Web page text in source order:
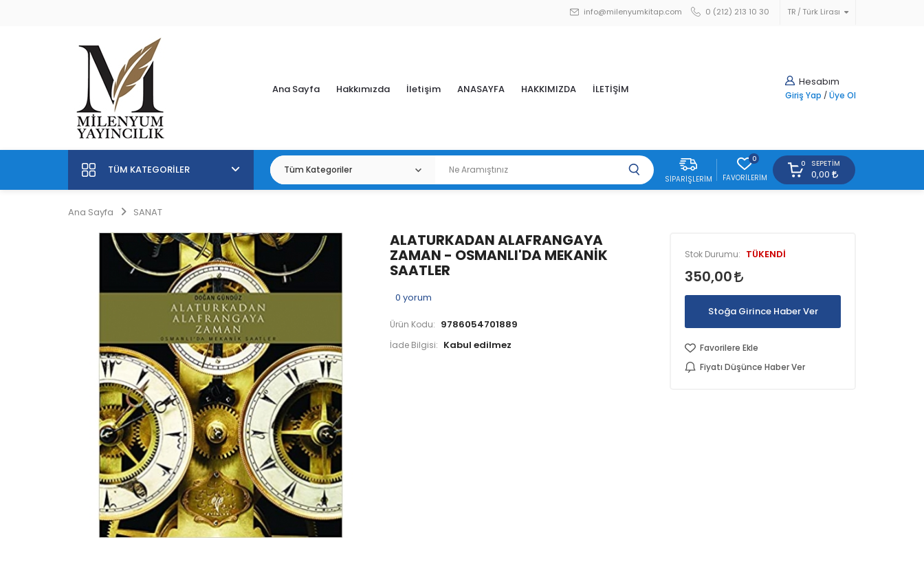
TR Türk Lirası
info@milenyumkitap.com 0 (212) 213 10 30
Hesabım
Giriş Yap / Üye Ol
Ana Sayfa Hakkımızda İletişim ANASAYFA HAKKIMIZDA İLETİŞİM
TÜM KATEGORILER
SIPARIŞLERIM
0
FAVORILERIM
0 SEPETIM
0,00
Ana Sayfa SANAT
ALATURKADAN ALAFRANGAYA
ZAMAN - OSMANLI'DA MEKANİK
SAATLER
0 yorum
Ürün Kodu: 9786054701889
İade Bilgisi:
Stok Durumu: TÜKENDİ
350,00
Stoğa Girince Haber Ver
Favorilere Ekle
Fiyatı Düşünce Haber Ver